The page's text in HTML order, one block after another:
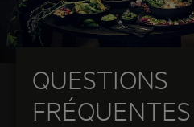
QUESTIONS
FRÉQUENTES